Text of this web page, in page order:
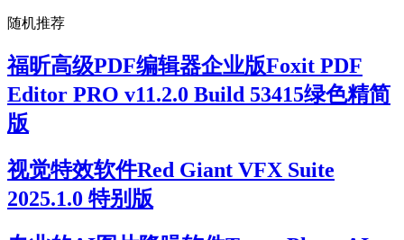
随机推荐
福昕高级PDF编辑器企业版Foxit PDF
Editor PRO v11.2.0 Build 53415绿色精简
版
视觉特效软件Red Giant VFX Suite
2025.1.0 特别版